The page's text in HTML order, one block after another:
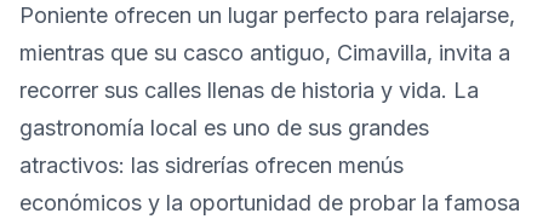
Poniente ofrecen un lugar perfecto para relajarse,
mientras que su casco antiguo, Cimavilla, invita a
recorrer sus calles llenas de historia y vida. La
gastronomía local es uno de sus grandes
atractivos: las sidrerías ofrecen menús
económicos y la oportunidad de probar la famosa